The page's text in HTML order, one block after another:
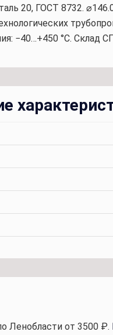
20, ГОСТ 8732.
−40…+450 °С. Склад
Ленобласти от 3500 ₽.